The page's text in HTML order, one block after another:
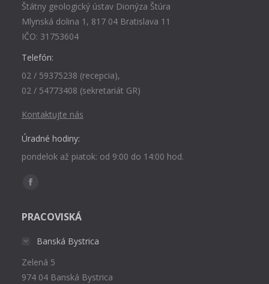
Štátny geologický ústav Dionýza Štúra
Mlynská dolina 1, 817 04 Bratislava 11
IČO: 31753604
Telefón:
02 / 59375238 (recepcia),
02 / 54773408 (sekretariát GR)
Kontaktujte nás
Úradné hodiny:
pondelok až piatok: od 9:00 do 14:00 hod.
Find us on:
Facebook
opens
window
PRACOVISKÁ
Banská Bystrica
Zelená 5
974 04 Banská Bystrica